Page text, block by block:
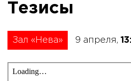
Тезисы
Зал «Нева» 9 апреля,